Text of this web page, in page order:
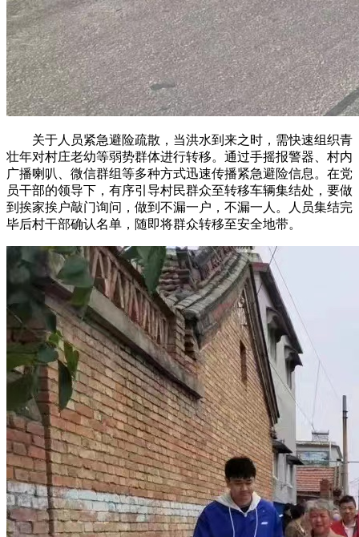
关于人员紧急避险疏散，当洪水到来之时，需快速组织青
壮年对村庄老幼等弱势群体进行转移。通过手摇报警器、村内
广播喇叭、微信群组等多种方式迅速传播紧急避险信息。在党
员干部的领导下，有序引导村民群众至转移车辆集结处，要做
到挨家挨户敲门询问，做到不漏一户，不漏一人。人员集结完
毕后村干部确认名单，随即将群众转移至安全地带。